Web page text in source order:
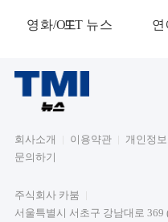
드
영화/OTT 뉴스 연
회사소개 이용약관 개인정
문의하기
주식회사 카붐
서울특별시 서초구 강남대로